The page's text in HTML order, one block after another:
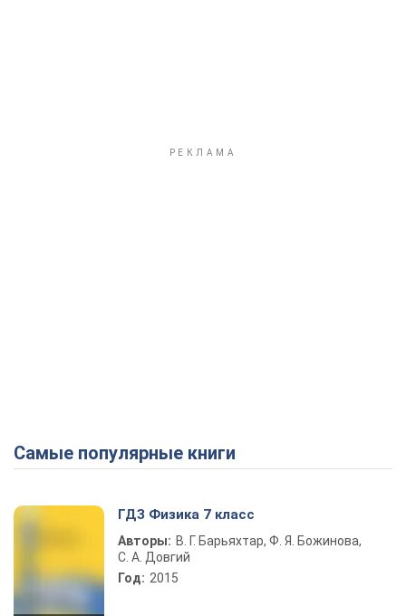
Самые популярные книги
ГДЗ Физика 7 класс
Авторы: В. Г. Барьяхтар, Ф. Я. Божинова,
С. А. Довгий
Год: 2015